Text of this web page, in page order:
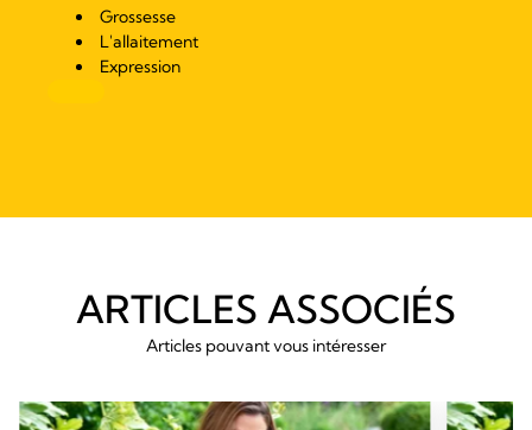
Grossesse
L'allaitement
Expression
ARTICLES ASSOCIÉS
Articles pouvant vous intéresser